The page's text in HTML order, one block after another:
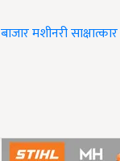
बाजारमशीनरीसाक्षात्कार